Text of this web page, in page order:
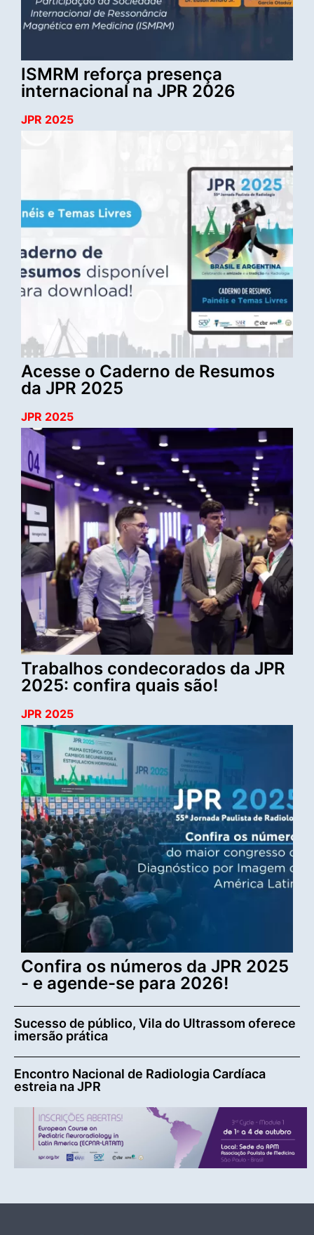
ISMRM reforça presença
internacional na JPR 2026
JPR 2025
Acesse o Caderno de Resumos
da JPR 2025
JPR 2025
Trabalhos condecorados da JPR
2025: confira quais são!
JPR 2025
Confira os números da JPR 2025
- e agende-se para 2026!
Sucesso de público, Vila do Ultrassom oferece
imersão prática
Encontro Nacional de Radiologia Cardíaca
estreia na JPR